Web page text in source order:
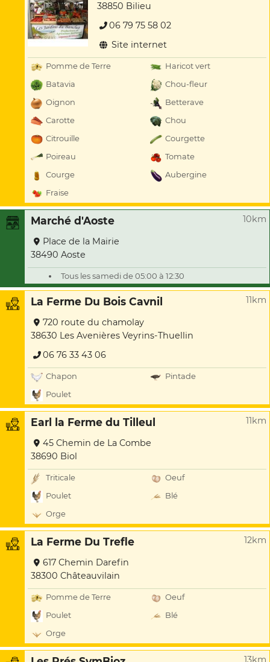
38850 Bilieu
06 79 75 58 02
Site internet
Pomme de Terre
Haricot vert
Batavia
Chou-fleur
Oignon
Betterave
Carotte
Chou
Citrouille
Courgette
Poireau
Tomate
Courge
Aubergine
Fraise
Marché d'Aoste 10km
Place de la Mairie
38490 Aoste
Tous les samedi de 05:00 à 12:30
La Ferme Du Bois Cavnil 11km
720 route du chamolay
38630 Les Avenières Veyrins-Thuellin
06 76 33 43 06
Chapon
Pintade
Poulet
Earl la Ferme du Tilleul 11km
45 Chemin de La Combe
38690 Biol
Triticale
Oeuf
Poulet
Blé
Orge
La Ferme Du Trefle 12km
617 Chemin Darefin
38300 Châteauvilain
Pomme de Terre
Oeuf
Poulet
Blé
Orge
13km